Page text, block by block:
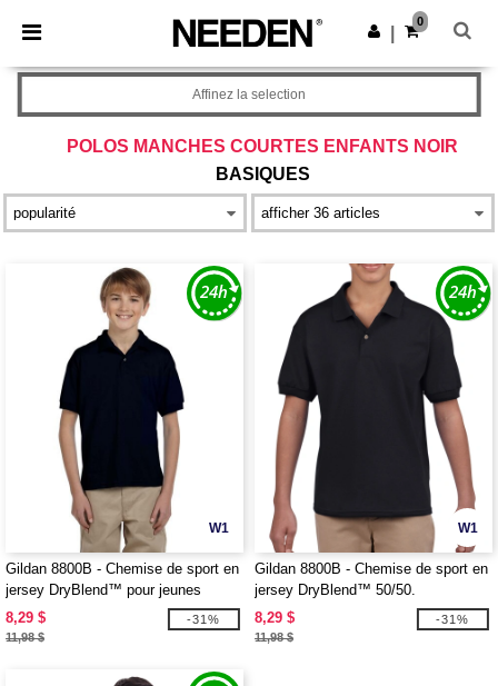
× Appli Needen
Meilleurs prix sur l’app !
Obtenir l'appli
0
POLOS MANCHES COURTES ENFANTS NOIR
BASIQUES
Affinez la selection
W1
Gildan 8800B - Chemise de sport en
jersey DryBlend™ pour jeunes
8,29 $
11,98 $
-31%
W1
Gildan 8800B - Chemise de sport en
jersey DryBlend™ 50/50.
8,29 $
11,98 $
-31%